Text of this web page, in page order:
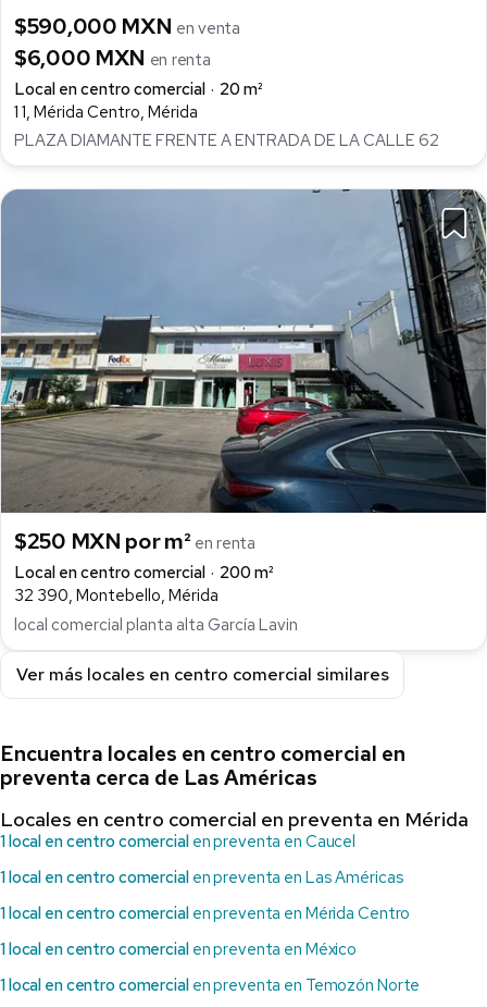
$590,000 MXN en venta
$6,000 MXN en renta
Local en centro comercial
20 m²
1 1, Mérida Centro, Mérida
PLAZA DIAMANTE FRENTE A ENTRADA DE LA CALLE 62
$250 MXN por m² en renta
Local en centro comercial
200 m²
32 390, Montebello, Mérida
local comercial planta alta García Lavin
Ver más locales en centro comercial similares
Encuentra locales en centro comercial en
preventa cerca de Las Américas
Locales en centro comercial en preventa en Mérida
1 local en centro comercialen preventa en Caucel
1 local en centro comercialen preventa en Las Américas
1 local en centro comercialen preventa en Mérida Centro
1 local en centro comercialen preventa en México
1 local en centro comercialen preventa en Temozón Norte